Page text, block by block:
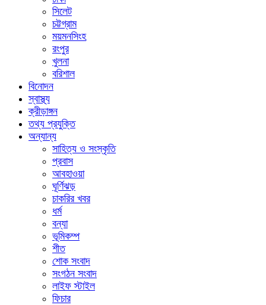
সিলেট
চট্টগ্রাম
ময়মনসিংহ
রংপুর
খুলনা
বরিশাল
বিনোদন
স্বাস্থ্য
ক্রীড়াঙ্গন
তথ্য প্রযুক্তি
অন্যান্য
সাহিত্য ও সংস্কৃতি
প্রবাস
আবহাওয়া
ঘূর্ণিঝড়
চাকরির খবর
ধর্ম
বন্যা
ভূমিকম্প
শীত
শোক সংবাদ
সংগঠন সংবাদ
লাইফ স্টাইল
ফিচার